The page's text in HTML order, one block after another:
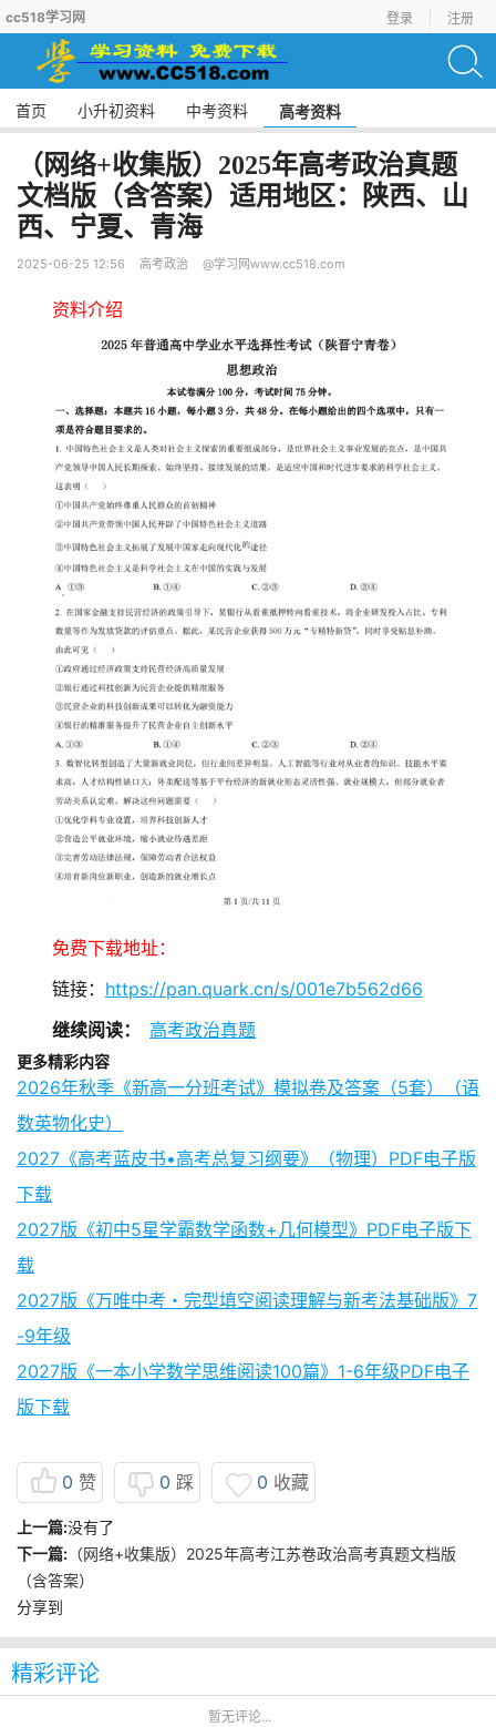
cc518学习网 登录 注册
首页 小升初资料 中考资料 高考资料
（网络+收集版）2025年高考政治真题
文档版（含答案）适用地区：陕西、山
西、宁夏、青海
2025-06-25 12:56 高考政治 @学习网www.cc518.com
资料介绍
免费下载地址：
链接： https://pan.quark.cn/s/001e7b562d66
继续阅读：
高考政治真题
更多精彩内容
2026年秋季《新高一分班考试》模拟卷及答案（5套）（语
数英物化史）
2027《高考蓝皮书•高考总复习纲要》（物理）PDF电子版
下载
2027版《初中5星学霸数学函数+几何模型》PDF电子版下
载
2027版《万唯中考・完型填空阅读理解与新考法基础版》7
-9年级
2027版《一本小学数学思维阅读100篇》1-6年级PDF电子
版下载
0 赞 0 踩 0 收藏
上一篇:没有了
下一篇: （网络+收集版）2025年高考江苏卷政治高考真题文档版
（含答案）
分享到
精彩评论
暂无评论...